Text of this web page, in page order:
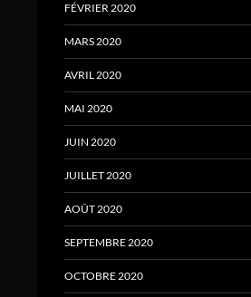
FÉVRIER 2020
MARS 2020
AVRIL 2020
MAI 2020
JUIN 2020
JUILLET 2020
AOÛT 2020
SEPTEMBRE 2020
OCTOBRE 2020